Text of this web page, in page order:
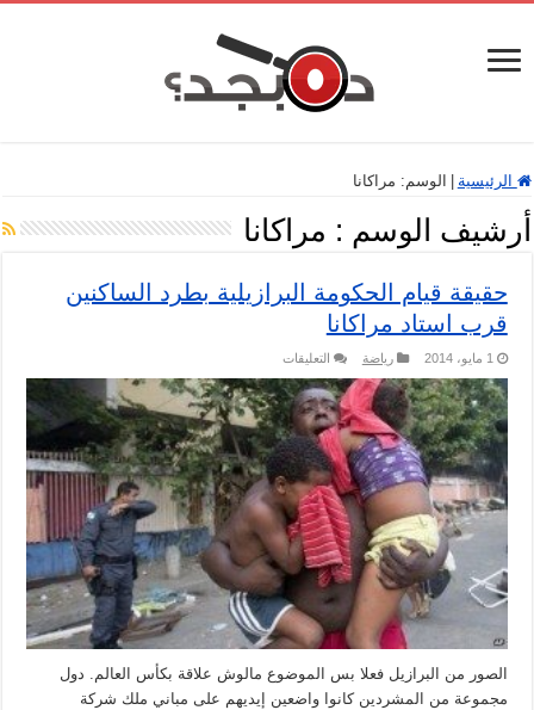
الرئيسية الوسم: مراكانا
أرشيف الوسم : مراكانا
حقيقة قيام الحكومة البرازيلية بطرد الساكنين
قرب استاد مراكانا
1 مايو، 2014 رياضة التعليقات
قيام
الحكومة
البرازيلية
بطرد
الساكنين
قرب
استاد
مراكانا
مغلقة
الصور من البرازيل فعلا بس الموضوع مالوش علاقة بكأس العالم. دول
مجموعة من المشردين كانوا واضعين إيديهم على مباني ملك شركة